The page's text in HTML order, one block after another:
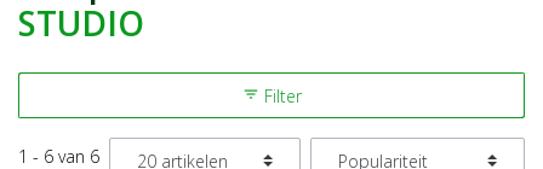
STUDIO
filter_list Filter
1 - 6 van 6